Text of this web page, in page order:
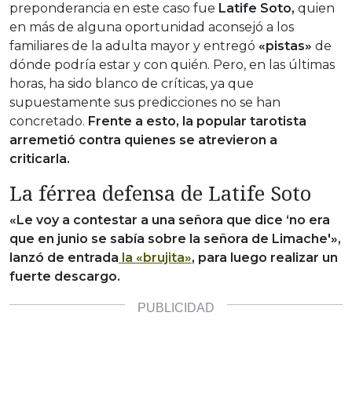
preponderancia en este caso fue Latife Soto, quien
en más de alguna oportunidad aconsejó a los
familiares de la adulta mayor y entregó «pistas» de
dónde podría estar y con quién. Pero, en las últimas
horas, ha sido blanco de críticas, ya que
supuestamente sus predicciones no se han
concretado. Frente a esto, la popular tarotista
arremetió contra quienes se atrevieron a
criticarla.
La férrea defensa de Latife Soto
«Le voy a contestar a una señora que dice ‘no era
que en junio se sabía sobre la señora de Limache'»,
lanzó de entrada la «brujita», para luego realizar un
fuerte descargo.